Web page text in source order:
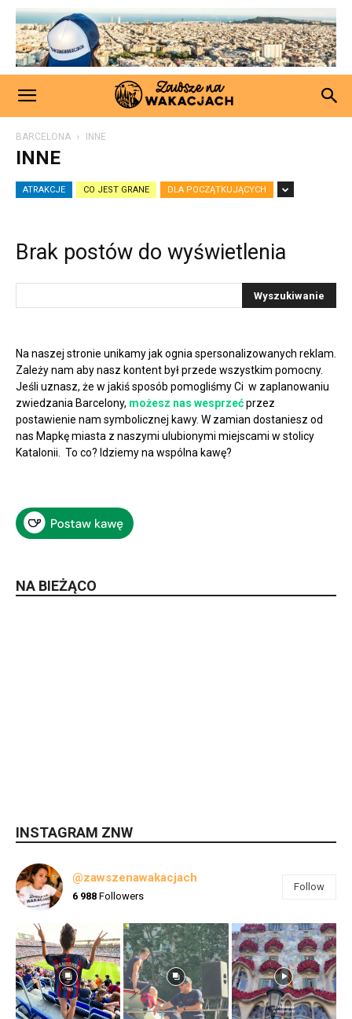
BARCELONA INNE
INNE
ATRAKCJE CO JEST GRANE DLA POCZĄTKUJĄCYCH
Brak postów do wyświetlenia
Na naszej stronie unikamy jak ognia spersonalizowanych reklam.
Zależy nam aby nasz kontent był przede wszystkim pomocny.
Jeśli uznasz, że w jakiś sposób pomogliśmy Ci w zaplanowaniu
zwiedzania Barcelony, możesz nas wesprzećprzez
postawienie nam symbolicznej kawy. W zamian dostaniesz od
nas Mapkę miasta z naszymi ulubionymi miejscami w stolicy
Katalonii. To co? Idziemy na wspólna kawę?
NA BIEŻĄCO
INSTAGRAM ZNW
@zawszenawakacjach
6 988 Followers
Follow